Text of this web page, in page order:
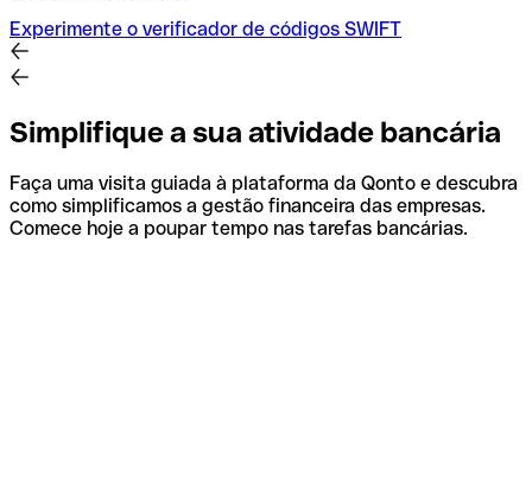
Experimente o verificador de códigos SWIFT
Simplifique a sua atividade bancária
Faça uma visita guiada à plataforma da Qonto e descubra
como simplificamos a gestão financeira das empresas.
Comece hoje a poupar tempo nas tarefas bancárias.